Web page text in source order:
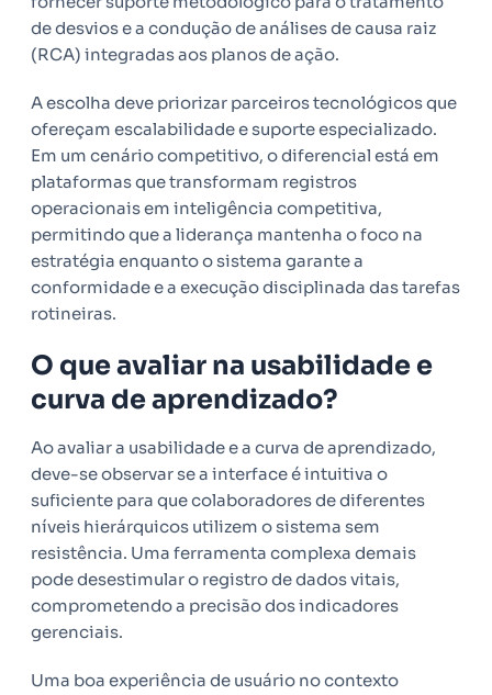
de desvios e a condução de análises de causa raiz
(RCA) integradas aos planos de ação.
A escolha deve priorizar parceiros tecnológicos que
ofereçam escalabilidade e suporte especializado.
Em um cenário competitivo, o diferencial está em
plataformas que transformam registros
operacionais em inteligência competitiva,
permitindo que a liderança mantenha o foco na
estratégia enquanto o sistema garante a
conformidade e a execução disciplinada das tarefas
rotineiras.
O que avaliar na usabilidade e
curva de aprendizado?
Ao avaliar a usabilidade e a curva de aprendizado,
deve-se observar se a interface é intuitiva o
suficiente para que colaboradores de diferentes
níveis hierárquicos utilizem o sistema sem
resistência. Uma ferramenta complexa demais
pode desestimular o registro de dados vitais,
comprometendo a precisão dos indicadores
gerenciais.
Uma boa experiência de usuário no contexto